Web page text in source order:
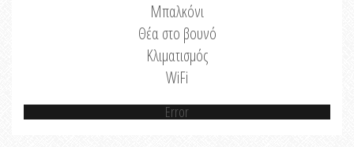
Μπαλκόνι
Θέα στο βουνό
Κλιματισμός
WiFi
Error